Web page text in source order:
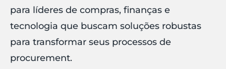
para líderes de compras, finanças e
tecnologia que buscam soluções robustas
para transformar seus processos de
procurement.